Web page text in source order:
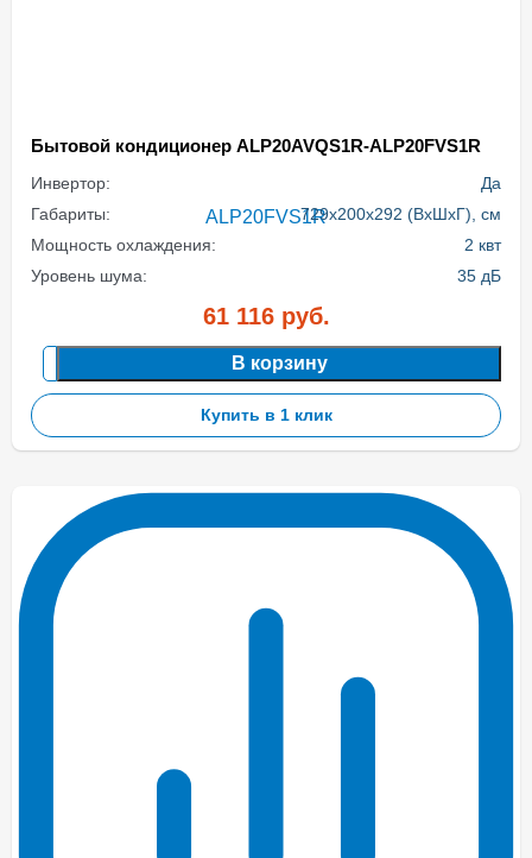
Бытовой кондиционер ALP20AVQS1R-ALP20FVS1R
Инвертор:
Да
Габариты:
729x200x292 (ВхШхГ), см
Мощность охлаждения:
2 квт
Уровень шума:
35 дБ
61 116руб.
В корзину
Купить в 1 клик